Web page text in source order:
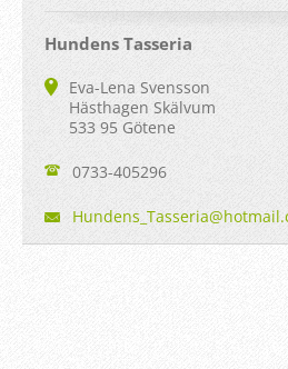
Hundens Tasseria
Eva-Lena Svensson
Hästhagen Skälvum
533 95 Götene
0733-405296
Hundens_ Tasseria@hotmail